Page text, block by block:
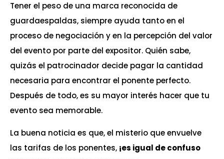
Tener el peso de una marca reconocida de
guardaespaldas, siempre ayuda tanto en el
proceso de negociación y en la percepción del valor
del evento por parte del expositor. Quién sabe,
quizás el patrocinador decide pagar la cantidad
necesaria para encontrar el ponente perfecto.
Después de todo, es su mayor interés hacer que tu
evento sea memorable.
La buena noticia es que, el misterio que envuelve
las tarifas de los ponentes, ¡es igual de confuso